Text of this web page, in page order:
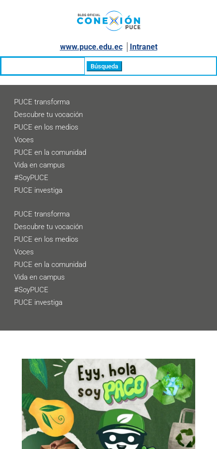
www.puce.edu.ec│ Intranet
PUCE transforma
Descubre tu vocación
PUCE en los medios
Voces
PUCE en la comunidad
Vida en campus
#SoyPUCE
PUCE investiga
PUCE transforma
Descubre tu vocación
PUCE en los medios
Voces
PUCE en la comunidad
Vida en campus
#SoyPUCE
PUCE investiga